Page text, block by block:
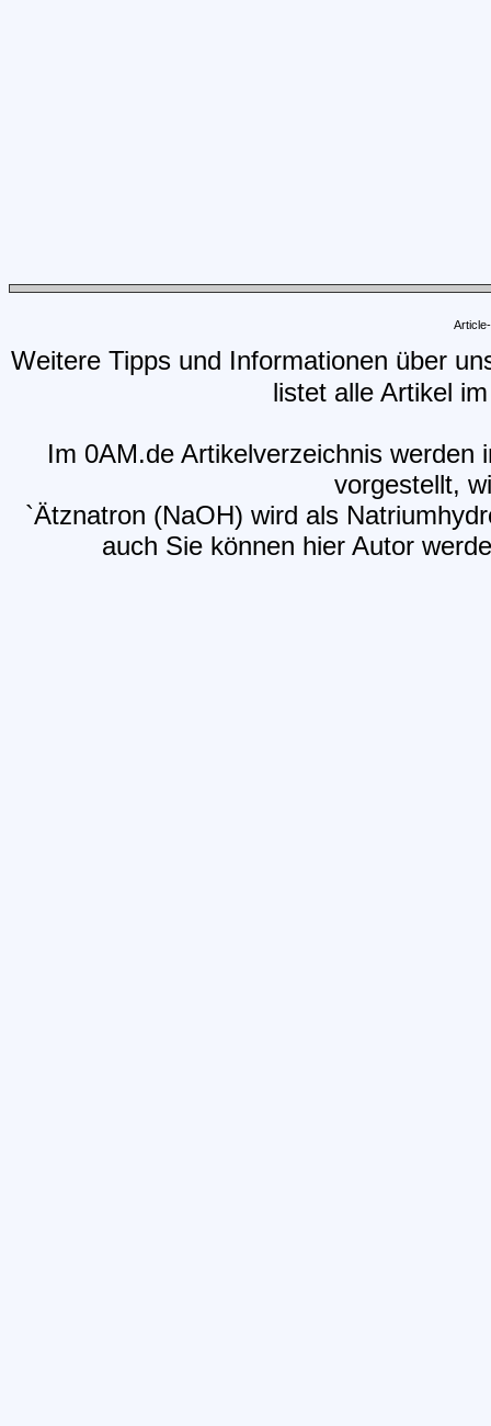
Weitere Tipps und Informationen über
listet alle Artikel
Im 0AM.de Artikelverzeichnis
vorgestellt,
`Ätznatron (NaOH) wird als
auch Sie können hier Autor